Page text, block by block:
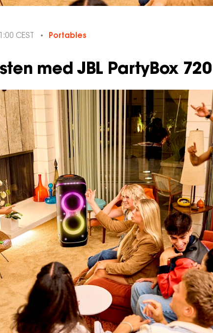
CEST Portables
med JBL PartyBox 720